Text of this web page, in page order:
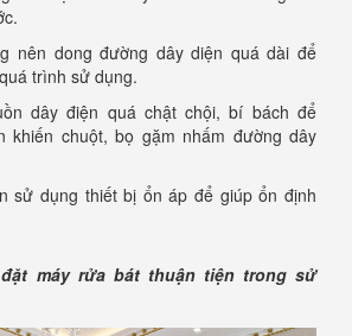
nên dong đường dây diện quá dài để
trình sử dụng.
dây điện quá chật chội, bí bách để
khiến chuột, bọ gặm nhấm đường dây
sử dụng thiết bị ổn áp để giúp ổn định
máy rửa bát thuận tiện trong sử